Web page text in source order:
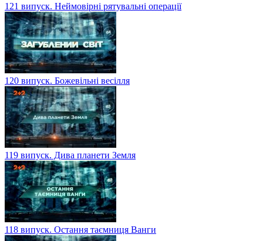
121 випуск. Неймовірні рятувальні операції
120 випуск. Божевільні весілля
119 випуск. Дива планети Земля
118 випуск. Остання таємниця Ванги